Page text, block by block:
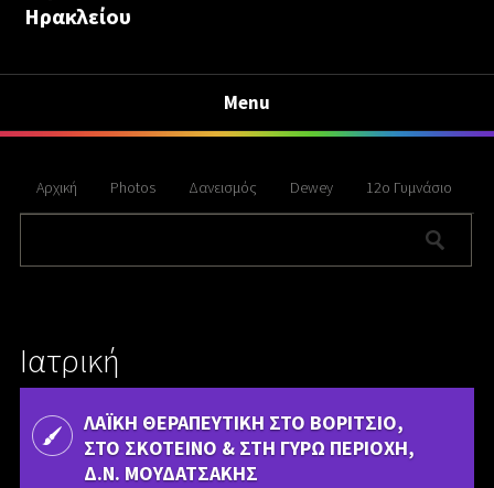
Ηρακλείου
Menu
Αρχική Photos Δανεισμός Dewey 12ο Γυμνάσιο
Ιατρική
ΛΑΪΚΗ ΘΕΡΑΠΕΥΤΙΚΗ ΣΤΟ ΒΟΡΙΤΣΙΟ,
ΣΤΟ ΣΚΟΤΕΙΝΟ & ΣΤΗ ΓΥΡΩ ΠΕΡΙΟΧΗ,
Δ.Ν. ΜΟΥΔΑΤΣΑΚΗΣ